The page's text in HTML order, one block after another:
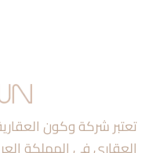
تعتبر شركة وكون